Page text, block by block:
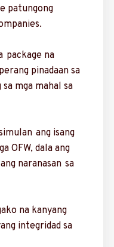
patu­ngong
package na
pina­daan sa
mga mahal sa
ang isang
OFW, dala ang
naranasan sa
na kanyang
inte­gri­dad sa